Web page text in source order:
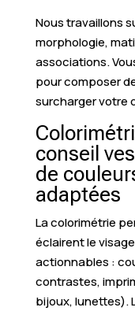
Nous travaillons
morphologie,
associations.
pour composer
surcharger votre
conseil
de
adaptées
La colorimétrie
éclairent le
actionnables :
contrastes,
bijoux, lunettes).